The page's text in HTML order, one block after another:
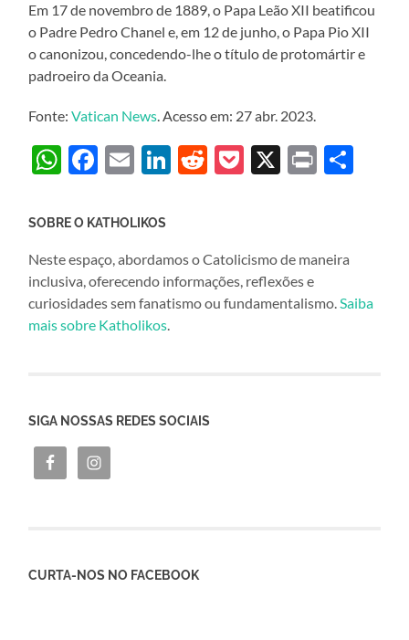
Em 17 de novembro de 1889, o Papa Leão XII beatificou
o Padre Pedro Chanel e, em 12 de junho, o Papa Pio XII
o canonizou, concedendo-lhe o título de protomártir e
padroeiro da Oceania.
Fonte:Vatican News. Acesso em: 27 abr. 2023.
WhatsApp
Facebook
EmailLinkedIn
Reddit
Pocket
X Print
SOBRE O KATHOLIKOS
Neste espaço, abordamos o Catolicismo de maneira
inclusiva, oferecendo informações, reflexões e
curiosidades sem fanatismo ou fundamentalismo.Saiba
mais sobre Katholikos.
SIGA NOSSAS REDES SOCIAIS
CURTA-NOS NO FACEBOOK